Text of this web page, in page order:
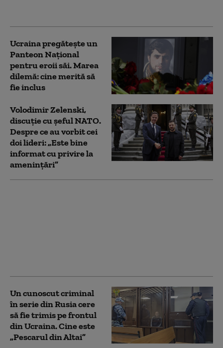
Ucraina pregătește un
Panteon Național
pentru eroii săi. Marea
dilemă: cine merită să
fie inclus
Volodimir Zelenski,
discuție cu șeful NATO.
Despre ce au vorbit cei
doi lideri: „Este bine
informat cu privire la
amenințări”
Un cunoscut criminal
în serie din Rusia cere
să fie trimis pe frontul
din Ucraina. Cine este
„Pescarul din Altai”